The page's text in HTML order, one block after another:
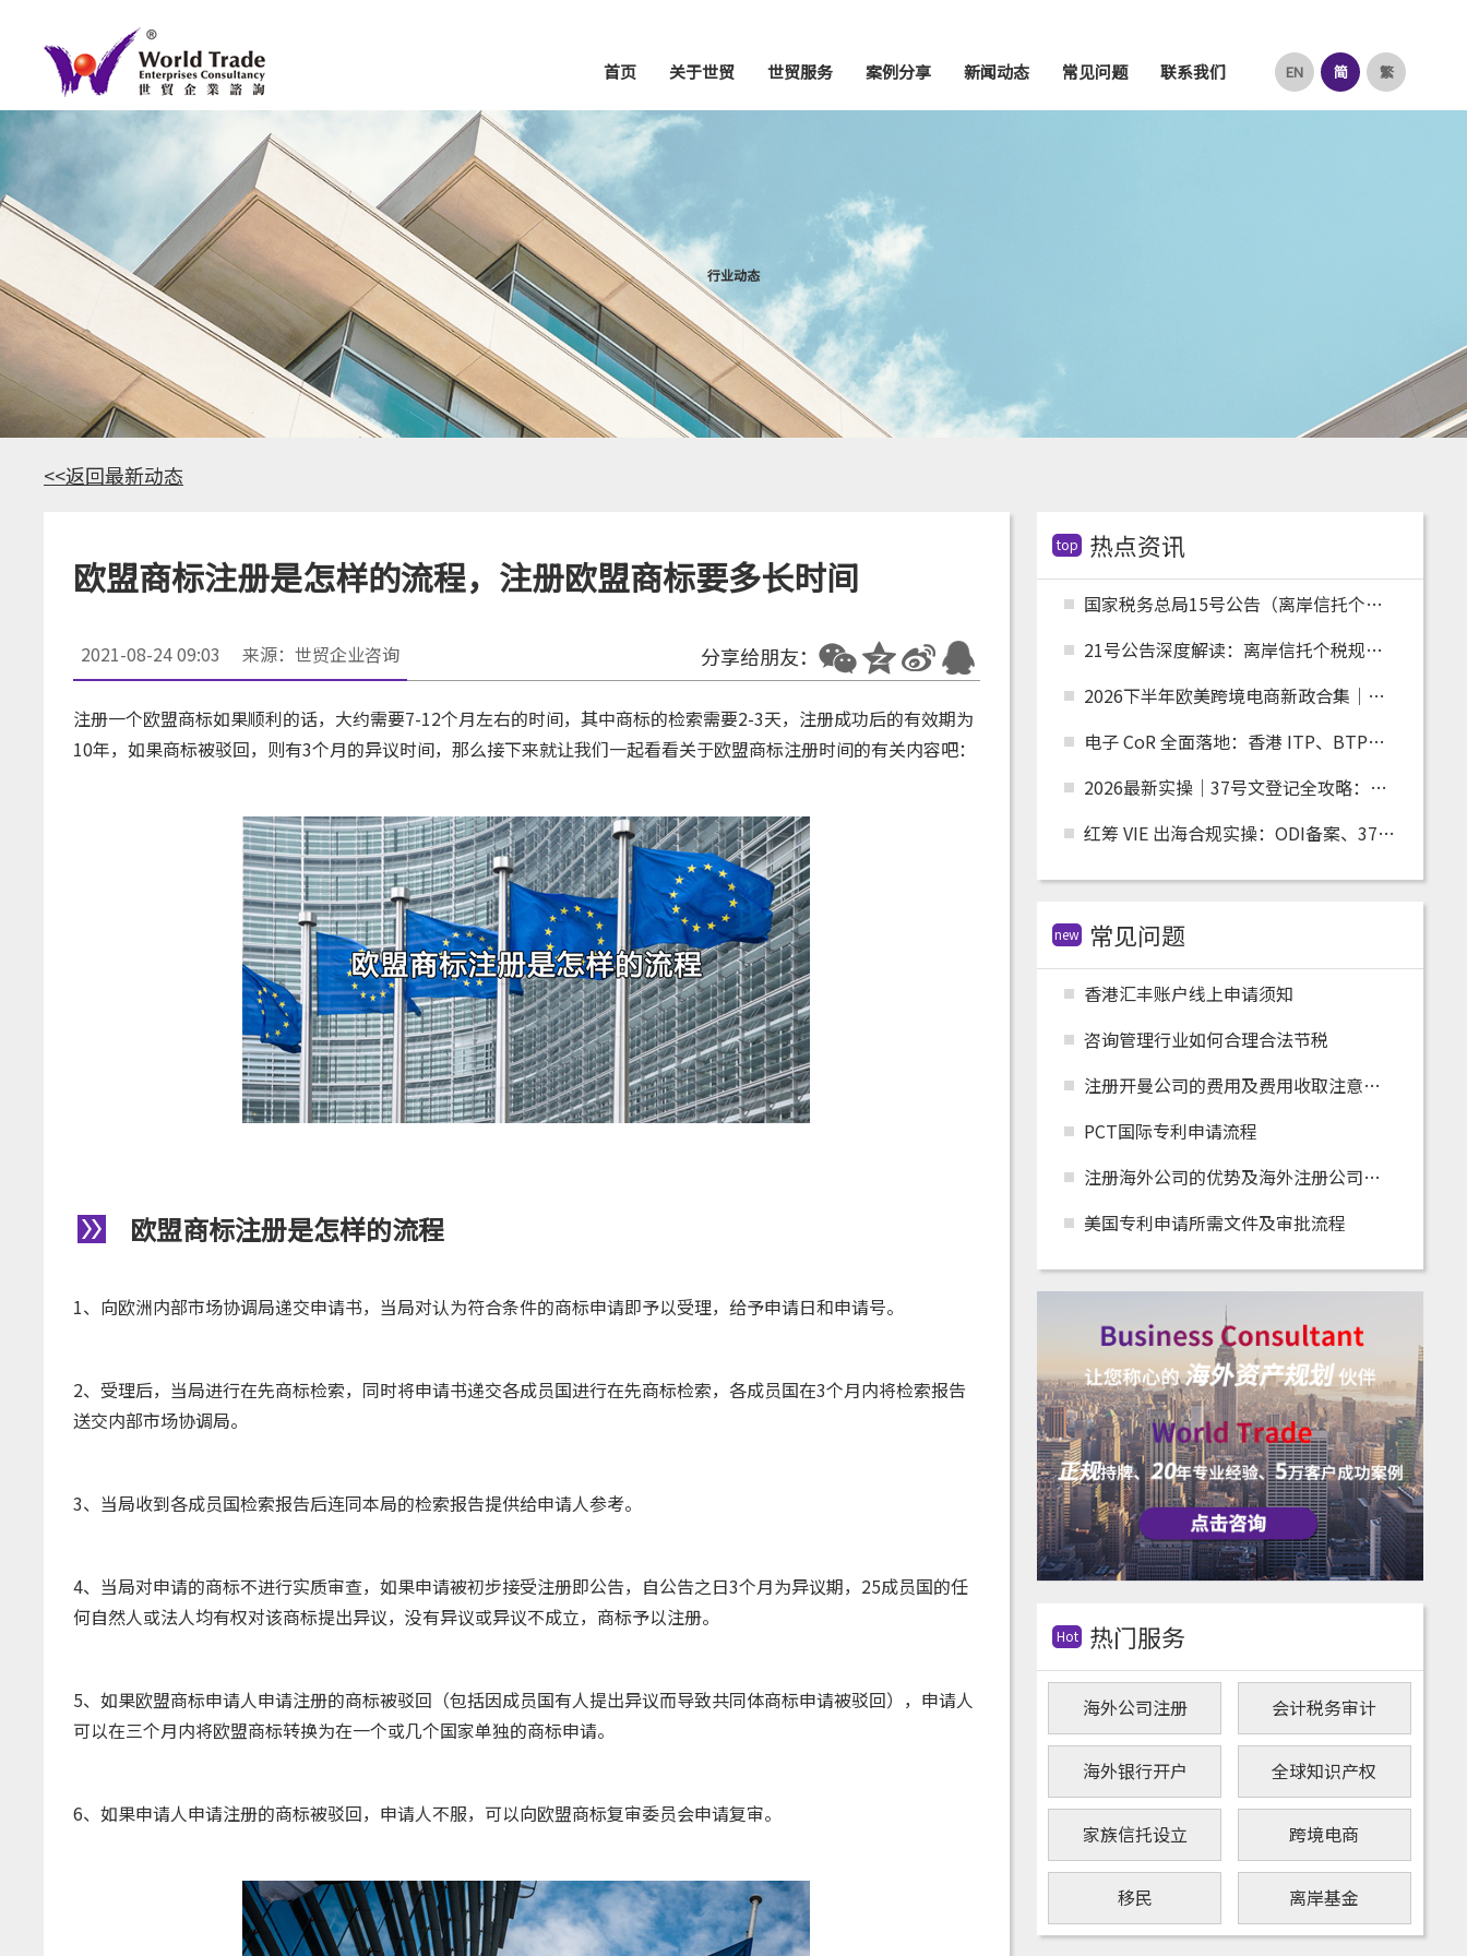
首页 关于世贸 世贸服务 案例分享 新闻动态 常见问题 联系我们 EN 简 繁
行业动态
<<返回最新动态
欧盟商标注册是怎样的流程，注册欧盟商标要多长时间
2021-08-24 09:03 来源：世贸企业咨询 分享给朋友：
注册一个欧盟商标如果顺利的话，大约需要7-12个月左右的时间，其中商标的检索需要2-3天，注册成功后的有效期为
10年，如果商标被驳回，则有3个月的异议时间，那么接下来就让我们一起看看关于欧盟商标注册时间的有关内容吧：
欧盟商标注册是怎样的流程
1、向欧洲内部市场协调局递交申请书，当局对认为符合条件的商标申请即予以受理，给予申请日和申请号。
2、受理后，当局进行在先商标检索，同时将申请书递交各成员国进行在先商标检索，各成员国在3个月内将检索报告
送交内部市场协调局。
3、当局收到各成员国检索报告后连同本局的检索报告提供给申请人参考。
4、当局对申请的商标不进行实质审查，如果申请被初步接受注册即公告，自公告之日3个月为异议期，25成员国的任
何自然人或法人均有权对该商标提出异议，没有异议或异议不成立，商标予以注册。
5、如果欧盟商标申请人申请注册的商标被驳回（包括因成员国有人提出异议而导致共同体商标申请被驳回），申请人
可以在三个月内将欧盟商标转换为在一个或几个国家单独的商标申请。
6、如果申请人申请注册的商标被驳回，申请人不服，可以向欧盟商标复审委员会申请复审。
top 热点资讯
国家税务总局15号公告（离岸信托个税配套）全文解读：申报主体、时间节点、追溯资料与跨境架构整改
21号公告深度解读：离岸信托个税规则落地，红筹、高净值架构迎来重大合规变革
2026下半年欧美跨境电商新政合集｜关税、清关、环保合规全面收紧，卖家如何应对？
电子 CoR 全面落地：香港 ITP、BTP、TRP 账户跨境税务合规实操指南
2026最新实操｜37号文登记全攻略：适用人群、场景、流程及材料清单
红筹 VIE 出海合规实操：ODI备案、37 号文、FDI 备案适用场景全解析
new 常见问题
香港汇丰账户线上申请须知
咨询管理行业如何合理合法节税
注册开曼公司的费用及费用收取注意事项
PCT国际专利申请流程
注册海外公司的优势及海外注册公司怎么在国内
美国专利申请所需文件及审批流程
Hot 热门服务
海外公司注册 会计税务审计
海外银行开户 全球知识产权
家族信托设立 跨境电商
移民 离岸基金